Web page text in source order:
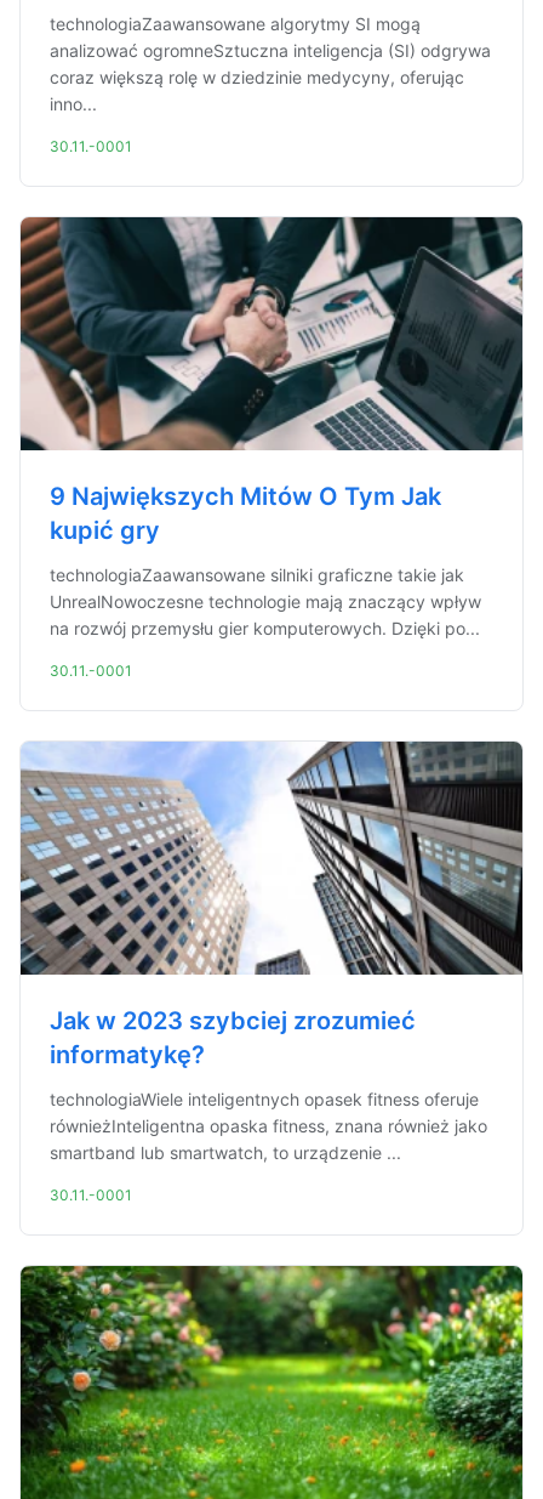
technologiaZaawansowane algorytmy SI mogą
analizować ogromneSztuczna inteligencja (SI) odgrywa
coraz większą rolę w dziedzinie medycyny, oferując
inno...
30.11.-0001
9 Największych Mitów O Tym Jak
kupić gry
technologiaZaawansowane silniki graficzne takie jak
UnrealNowoczesne technologie mają znaczący wpływ
na rozwój przemysłu gier komputerowych. Dzięki po...
30.11.-0001
Jak w 2023 szybciej zrozumieć
informatykę?
technologiaWiele inteligentnych opasek fitness oferuje
równieżInteligentna opaska fitness, znana również jako
smartband lub smartwatch, to urządzenie ...
30.11.-0001